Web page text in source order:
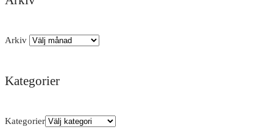
Arkiv
Kategorier
Kategorier